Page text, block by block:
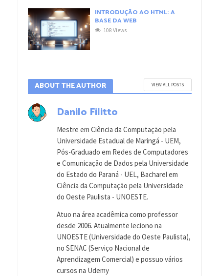
INTRODUÇÃO AO HTML: A
BASE DA WEB
108 Views
ABOUT THE AUTHOR VIEW ALL POSTS
Danilo Filitto
Mestre em Ciência da Computação pela
Universidade Estadual de Maringá - UEM,
Pós-Graduado em Redes de Computadores
e Comunicação de Dados pela Universidade
do Estado do Paraná - UEL, Bacharel em
Ciência da Computação pela Universidade
do Oeste Paulista - UNOESTE.
Atuo na área acadêmica como professor
desde 2006. Atualmente leciono na
UNOESTE (Universidade do Oeste Paulista),
no SENAC (Serviço Nacional de
Aprendizagem Comercial) e possuo vários
cursos na Udemy